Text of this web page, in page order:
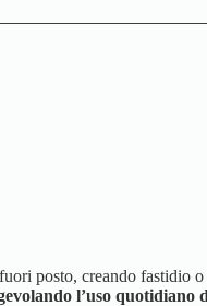
posto, creando fastidio
l’uso quotidiano